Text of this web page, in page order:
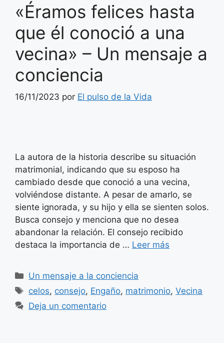
«Éramos felices hasta
que él conoció a una
vecina» – Un mensaje a
conciencia
16/11/2023 por El pulso de la Vida
La autora de la historia describe su situación
matrimonial, indicando que su esposo ha
cambiado desde que conoció a una vecina,
volviéndose distante. A pesar de amarlo, se
siente ignorada, y su hijo y ella se sienten solos.
Busca consejo y menciona que no desea
abandonar la relación. El consejo recibido
destaca la importancia de … Leer más
Categorías
Un mensaje a la conciencia
Etiquetas
celos, consejo, Engaño, matrimonio,Vecina
Deja un comentario